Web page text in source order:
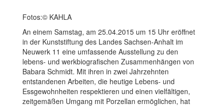
Fotos:© KAHLA
An einem Samstag, am 25.04.2015 um 15 Uhr eröffnet
in der Kunststiftung des Landes Sachsen-Anhalt im
Neuwerk 11 eine umfassende Ausstellung zu den
lebens- und werkbiografischen Zusammenhängen von
Babara Schmidt. Mit ihren in zwei Jahrzehnten
entstandenen Arbeiten, die heutige Lebens- und
Essgewohnheiten respektieren und einen vielfältigen,
zeitgemäßen Umgang mit Porzellan ermöglichen, hat